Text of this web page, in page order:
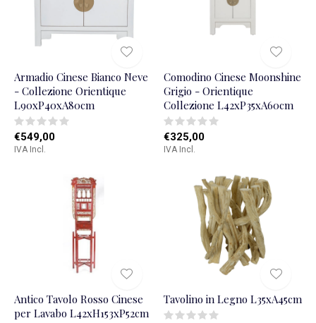
Armadio Cinese Bianco Neve
- Collezione Orientique
L90xP40xA80cm
€549,00
IVA Incl.
Comodino Cinese Moonshine
Grigio - Orientique
Collezione L42xP35xA60cm
€325,00
IVA Incl.
Antico Tavolo Rosso Cinese
per Lavabo L42xH153xP52cm
Tavolino in Legno L35xA45cm